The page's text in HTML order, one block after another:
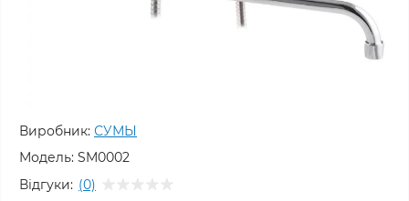
Виробник: СУМЫ
Модель: SM0002
Відгуки: (0)